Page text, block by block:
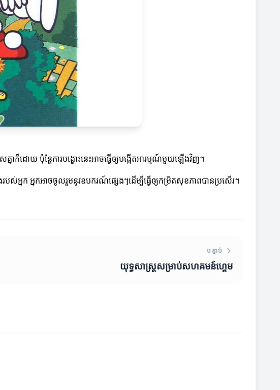
ក៏ដោយ ប៉ុន្ដែការបង្ហោះនេះអាចធ្វើឲ្យបង្កើតអារម្មណ៍មួយឡើងវិញ។
របស់អ្នក អ្នកអាចចូលរួមនូវឧបករណ៍ផ្សេងៗដើម្បីធ្វើឲ្យកម្រិតសុខភាពបានប្រសើរ។
បន្ទាប់
យុទ្ធសាស្ត្រសម្រាប់សហគមន៍ហ្គេម